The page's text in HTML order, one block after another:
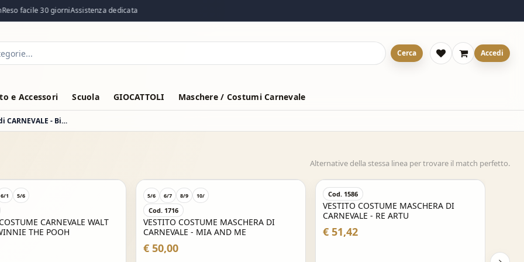
facile 30 giorniAssistenza dedicata
Cerca Accedi
e Accessori Scuola GIOCATTOLI Maschere / Costumi Carnevale
VESTITO COSTUME Maschera di CARNEVALE - Bimbo PINGUINO
Alternative della stessa linea per trovare il match perfetto.
6/1 5/6
CARNEVALE WALT
THE POOH
5/6 6/7 8/9 10/
Cod. 1716
VESTITO COSTUME MASCHERA DI
CARNEVALE - MIA AND ME
€ 50,00
Cod. 1586
VESTITO COSTUME MASCHERA DI
CARNEVALE - RE ARTU
€ 51,42